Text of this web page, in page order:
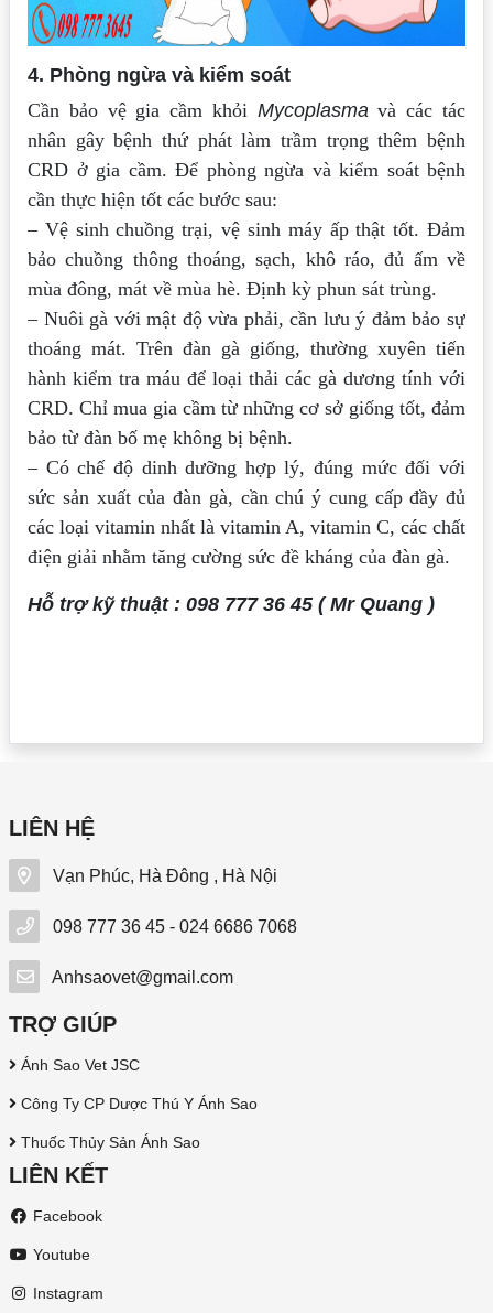
4. Phòng ngừa và kiểm soát
Cần bảo vệ gia cầm khỏi Mycoplasmavà các tác
nhân gây bệnh thứ phát làm trầm trọng thêm bệnh
CRD ở gia cầm. Để phòng ngừa và kiểm soát bệnh
cần thực hiện tốt các bước sau:
– Vệ sinh chuồng trại, vệ sinh máy ấp thật tốt. Đảm
bảo chuồng thông thoáng, sạch, khô ráo, đủ ấm về
mùa đông, mát về mùa hè. Định kỳ phun sát trùng.
– Nuôi gà với mật độ vừa phải, cần lưu ý đảm bảo sự
thoáng mát. Trên đàn gà giống, thường xuyên tiến
hành kiểm tra máu để loại thải các gà dương tính với
CRD. Chỉ mua gia cầm từ những cơ sở giống tốt, đảm
bảo từ đàn bố mẹ không bị bệnh.
– Có chế độ dinh dưỡng hợp lý, đúng mức đối với
sức sản xuất của đàn gà, cần chú ý cung cấp đầy đủ
các loại vitamin nhất là vitamin A, vitamin C, các chất
điện giải nhằm tăng cường sức đề kháng của đàn gà.
Hỗ trợ kỹ thuật : 098 777 36 45 ( Mr Quang )
LIÊN HỆ
Vạn Phúc, Hà Đông , Hà Nội
098 777 36 45 - 024 6686 7068
Anhsaovet@gmail.com
TRỢ GIÚP
Ánh Sao Vet JSC
Công Ty CP Dược Thú Y Ánh Sao
Thuốc Thủy Sản Ánh Sao
LIÊN KẾT
Facebook
Youtube
Instagram